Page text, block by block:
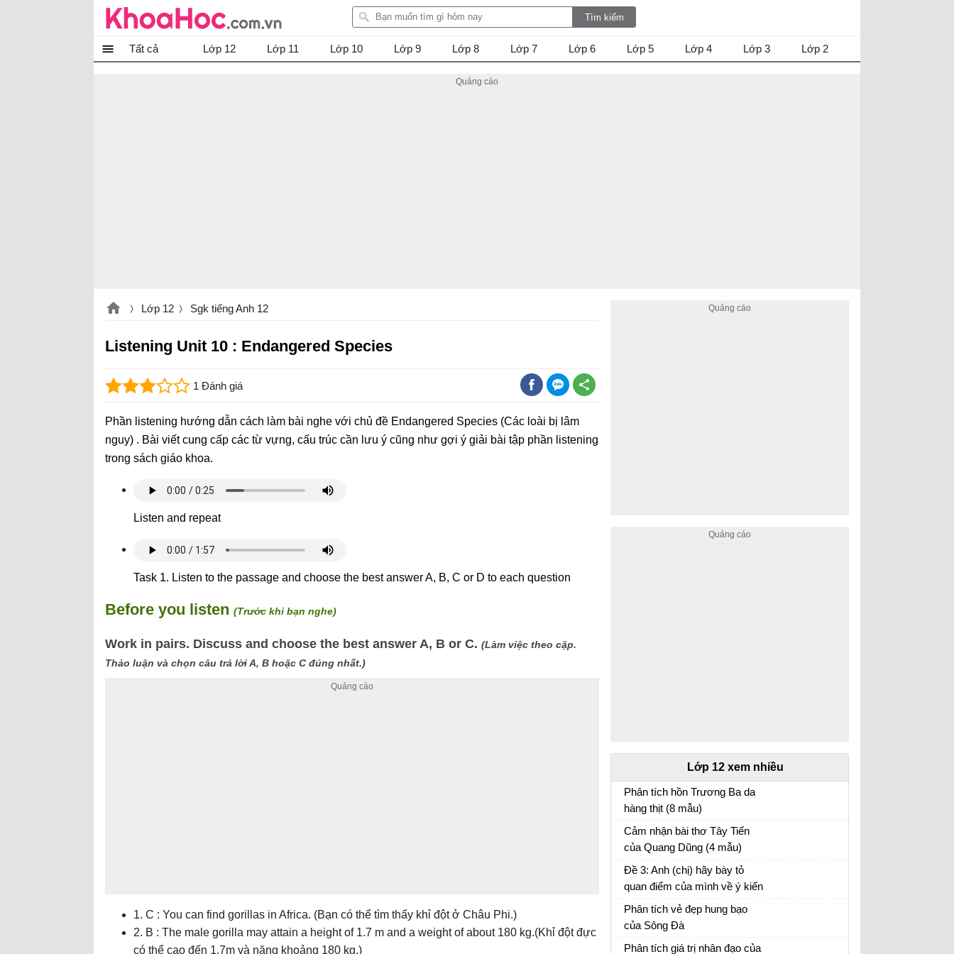
Tất cả Lớp 12 Lớp 11 Lớp 10 Lớp 9 Lớp 8 Lớp 7 Lớp 6 Lớp 5 Lớp 4 Lớp 3 Lớp 2
Lớp 12 Sgk tiếng Anh 12
Listening Unit 10 : Endangered Species
1 Đánh giá
Phần listening hướng dẫn cách làm bài nghe với chủ đề Endangered Species (Các loài bị lâm
nguy) . Bài viết cung cấp các từ vựng, cấu trúc cần lưu ý cũng như gợi ý giải bài tập phần listening
trong sách giáo khoa.
Listen and repeat
Task 1. Listen to the passage and choose the best answer A, B, C or D to each question
Before you listen (Trước khi bạn nghe)
Work in pairs. Discuss and choose the best answer A, B or C. (Làm việc theo cặp.
Thảo luận và chọn câu trả lời A, B hoặc C đúng nhất.)
1. C : You can find gorillas in Africa. (Bạn có thể tìm thấy khỉ đột ở Châu Phi.)
2. B : The male gorilla may attain a height of 1.7 m and a weight of about 180 kg.(Khỉ đột đực
có thể cao đến 1.7m và nặng khoảng 180 kg.)
Lớp 12 xem nhiều
Phân tích hồn Trương Ba da
hàng thịt (8 mẫu)
Phân tích bài hồn Trương Ba da hàng thịt - Văn
mẫu 12
Cảm nhận bài thơ Tây Tiến
của Quang Dũng (4 mẫu)
Cảm nhận Tây Tiến - Văn mẫu 12
Đề 3: Anh (chị) hãy bày tỏ
quan điểm của mình về ý kiến
của nhà văn Pháp La-bơ-ruy-
e: “Khi một tác phẩm nâng cao
tinh thần ta lên và gợi cho ta
những tình cảm cao quý và
Phân tích vẻ đẹp hung bạo
của Sông Đà
Phân tích giá trị nhân đạo của